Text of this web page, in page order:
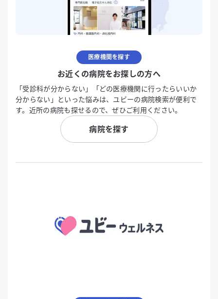
医療機関を探す
お近くの病院をお探しの方へ
「受診科が分からない」「どの医療機関に行ったらいいか
分からない」といった悩みは、ユビーの病院検索が便利で
す。近所の病院も探せるので、ぜひご利用ください。
病院を探す